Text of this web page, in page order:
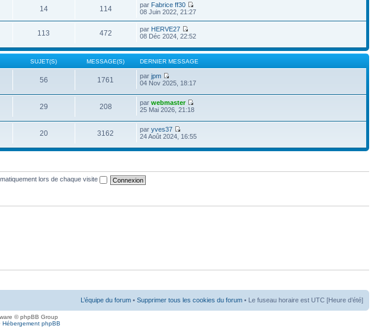
14 114 par Fabrice ff30
08 Juin 2022, 21:27
113 472 par HERVE27
08 Déc 2024, 22:52
SUJET(S) MESSAGE(S) DERNIER MESSAGE
56 1761 parjpm
04 Nov 2025, 18:17
29 208 parwebmaster
25 Mai 2026, 21:18
20 3162 paryves37
24 Août 2024, 16:55
lors de chaque visite
L’équipe du forum • Supprimer tous les cookies du forum • Le fuseau horaire est UTC [Heure d’été]
© phpBB Group
Hébergement phpBB